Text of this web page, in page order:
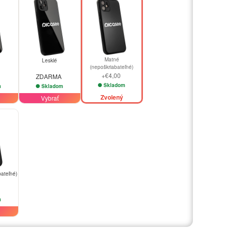
Lesklé
ZDARMA
Skladom
Vybrať
Matné
(nepoškriabateľné)
+€4,00
Skladom
Zvolený